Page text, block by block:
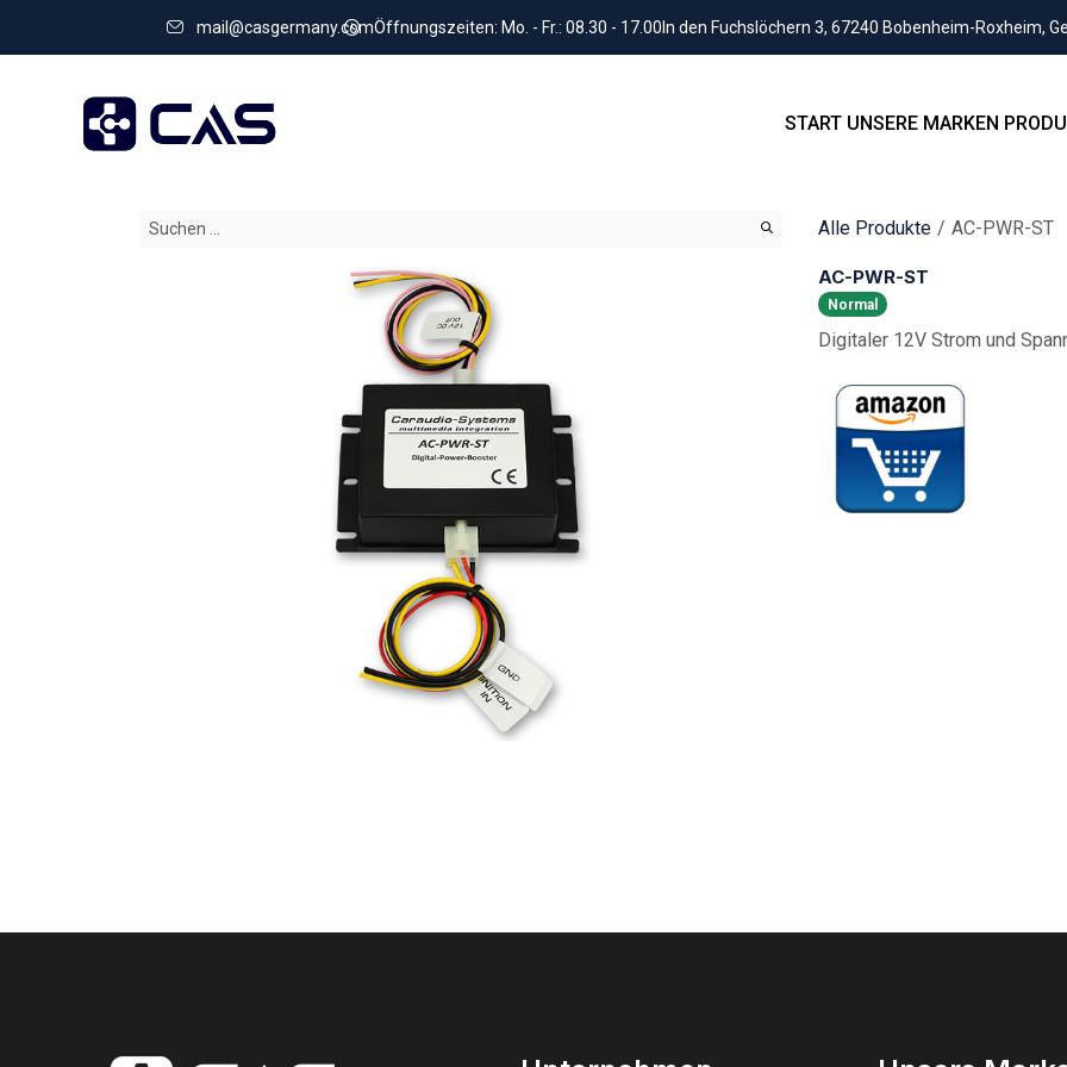
mail@casgermany.comÖffnungszeiten: Mo. - Fr.: 08.30 - 17.00 In den Fuchslöchern 3, 67240 Bobenheim-Roxheim,
START UNSERE MARKEN
Alle Produkte AC-PWR-ST
AC-PWR-ST
Normal
Digitaler 12V Strom und